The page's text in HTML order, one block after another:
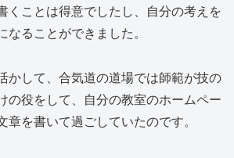
くことは得意でしたし、自分の考えを
なることができました。
かして、合気道の道場では師範が技の
の役をして、自分の教室のホームペー
章を書いて過ごしていたのです。